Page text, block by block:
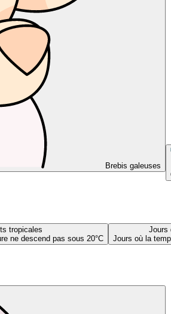
Brebis galeuses
tropicales
ne descend pas sous 20°C
Jours
Jours où la